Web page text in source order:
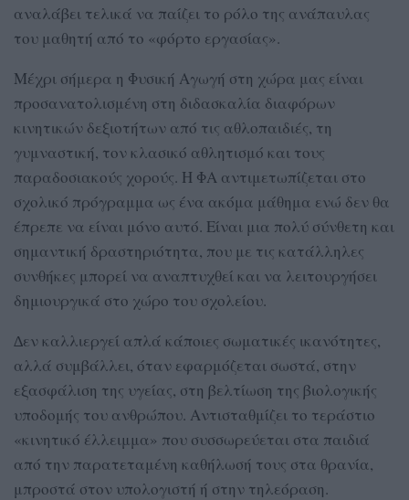
αναλάβει τελικά να παίζει το ρόλο της ανάπαυλας
του μαθητή από το «φόρτο εργασίας».
Μέχρι σήμερα η Φυσική Αγωγή στη χώρα μας είναι
προσανατολισμένη στη διδασκαλία διαφόρων
κινητικών δεξιοτήτων από τις αθλοπαιδιές, τη
γυμναστική, τον κλασικό αθλητισμό και τους
παραδοσιακούς χορούς. Η ΦΑ αντιμετωπίζεται στο
σχολικό πρόγραμμα ως ένα ακόμα μάθημα ενώ δεν θα
έπρεπε να είναι μόνο αυτό. Είναι μια πολύ σύνθετη και
σημαντική δραστηριότητα, που με τις κατάλληλες
συνθήκες μπορεί να αναπτυχθεί και να λειτουργήσει
δημιουργικά στο χώρο του σχολείου.
∆εν καλλιεργεί απλά κάποιες σωματικές ικανότητες,
αλλά συμβάλλει, όταν εφαρμόζεται σωστά, στην
εξασφάλιση της υγείας, στη βελτίωση της βιολογικής
υποδομής του ανθρώπου. Αντισταθμίζει το τεράστιο
«κινητικό έλλειμμα» που συσσωρεύεται στα παιδιά
από την παρατεταμένη καθήλωσή τους στα θρανία,
μπροστά στον υπολογιστή ή στην τηλεόραση.